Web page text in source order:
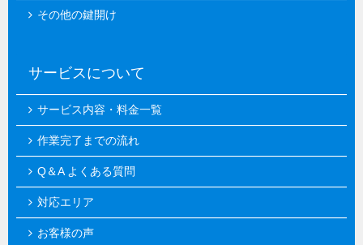
その他の鍵開け
サービスについて
サービス内容・料金一覧
作業完了までの流れ
Q＆A よくある質問
対応エリア
お客様の声